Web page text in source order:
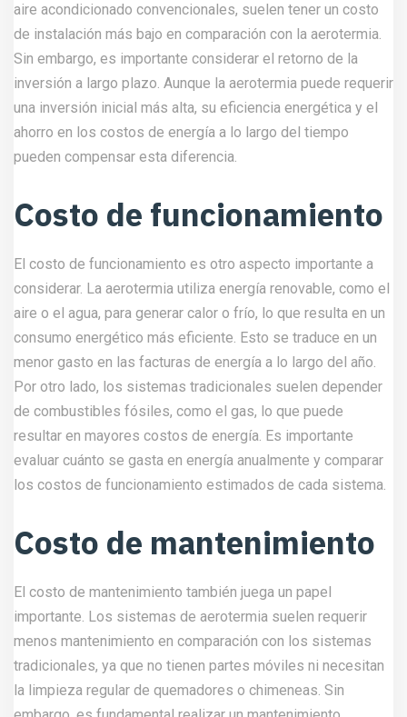
aire acondicionado convencionales, suelen tener un costo
de instalación más bajo en comparación con la aerotermia.
Sin embargo, es importante considerar el retorno de la
inversión a largo plazo. Aunque la aerotermia puede requerir
una inversión inicial más alta, su eficiencia energética y el
ahorro en los costos de energía a lo largo del tiempo
pueden compensar esta diferencia.
Costo de funcionamiento
El costo de funcionamiento es otro aspecto importante a
considerar. La aerotermia utiliza energía renovable, como el
aire o el agua, para generar calor o frío, lo que resulta en un
consumo energético más eficiente. Esto se traduce en un
menor gasto en las facturas de energía a lo largo del año.
Por otro lado, los sistemas tradicionales suelen depender
de combustibles fósiles, como el gas, lo que puede
resultar en mayores costos de energía. Es importante
evaluar cuánto se gasta en energía anualmente y comparar
los costos de funcionamiento estimados de cada sistema.
Costo de mantenimiento
El costo de mantenimiento también juega un papel
importante. Los sistemas de aerotermia suelen requerir
menos mantenimiento en comparación con los sistemas
tradicionales, ya que no tienen partes móviles ni necesitan
la limpieza regular de quemadores o chimeneas. Sin